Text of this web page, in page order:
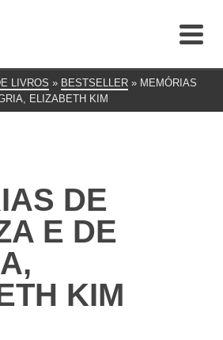
LIVROS » BESTSELLER » MEMÓRIAS
ELIZABETH KIM
DE
E DE
KIM